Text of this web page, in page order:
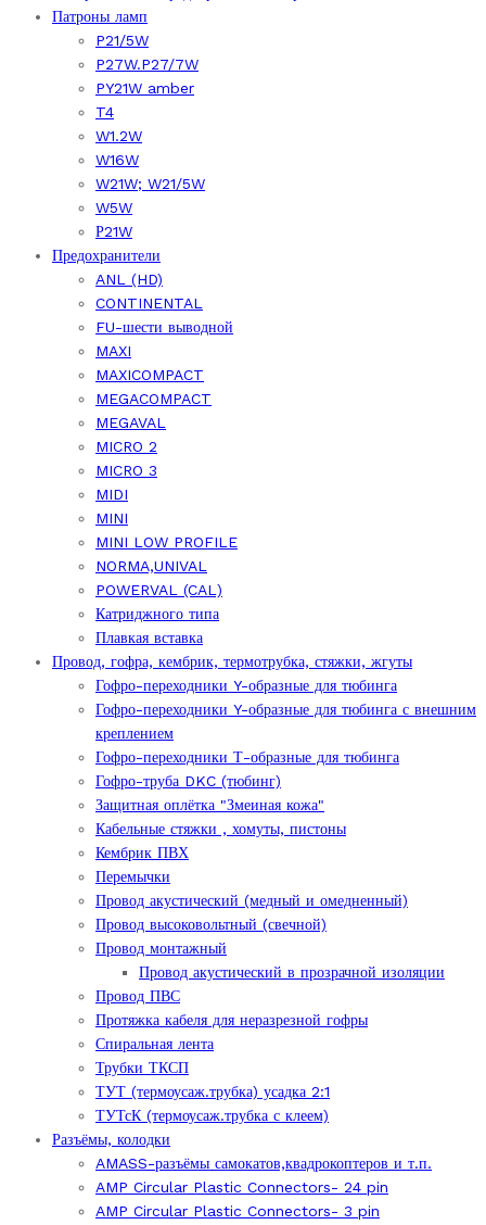
Патроны ламп
P21/5W
P27W.P27/7W
PY21W amber
T4
W1.2W
W16W
W21W; W21/5W
W5W
Р21W
Предохранители
ANL (HD)
CONTINENTAL
FU-шести выводной
MAXI
MAXICOMPACT
MEGACOMPACT
MEGAVAL
MICRO 2
MICRO 3
MIDI
MINI
MINI LOW PROFILE
NORMA,UNIVAL
POWERVAL (CAL)
Катриджного типа
Плавкая вставка
Провод, гофра, кембрик, термотрубка, стяжки, жгуты
Гофро-переходники Y-образные для тюбинга
Гофро-переходники Y-образные для тюбинга с внешним
креплением
Гофро-переходники Т-образные для тюбинга
Гофро-труба DKC (тюбинг)
Защитная оплётка "Змеиная кожа"
Кабельные стяжки , хомуты, пистоны
Кембрик ПВХ
Перемычки
Провод акустический (медный и омедненный)
Провод высоковольтный (свечной)
Провод монтажный
Провод акустический в прозрачной изоляции
Провод ПВС
Протяжка кабеля для неразрезной гофры
Спиральная лента
Трубки ТКСП
ТУТ (термоусаж.трубка) усадка 2:1
ТУТсК (термоусаж.трубка с клеем)
Разъёмы, колодки
AMASS-разъёмы самокатов,квадрокоптеров и т.п.
AMP Circular Plastic Connectors- 24 pin
AMP Circular Plastic Connectors- 3 pin